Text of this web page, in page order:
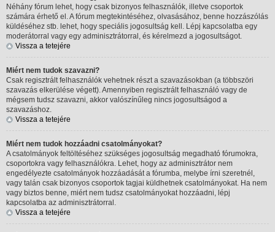
Néhány fórum lehet, hogy csak bizonyos felhasználók, illetve csoportok
számára érhető el. A fórum megtekintéséhez, olvasásához, benne hozzászólás
küldéséhez stb. lehet, hogy speciális jogosultság kell. Lépj kapcsolatba egy
moderátorral vagy egy adminisztrátorral, és kérelmezd a jogosultságot.
Vissza a tetejére
Miért nem tudok szavazni?
Csak regisztrált felhasználók vehetnek részt a szavazásokban (a többszöri
szavazás elkerülése végett). Amennyiben regisztrált felhasználó vagy de
mégsem tudsz szavazni, akkor valószínűleg nincs jogosultságod a
szavazáshoz.
Vissza a tetejére
Miért nem tudok hozzáadni csatolmányokat?
A csatolmányok feltöltéséhez szükséges jogosultság megadható fórumokra,
csoportokra vagy felhasználókra. Lehet, hogy az adminisztrátor nem
engedélyezte csatolmányok hozzáadását a fórumba, melybe írni szeretnél,
vagy talán csak bizonyos csoportok tagjai küldhetnek csatolmányokat. Ha nem
vagy biztos benne, miért nem tudsz csatolmányokat hozzáadni, lépj
kapcsolatba az adminisztrátorral.
Vissza a tetejére